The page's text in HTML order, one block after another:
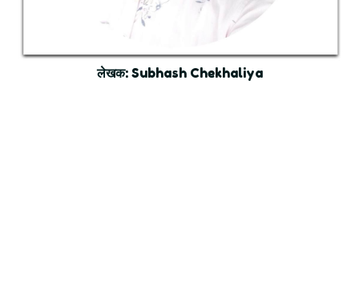
लेखक: Subhash Chekhaliya